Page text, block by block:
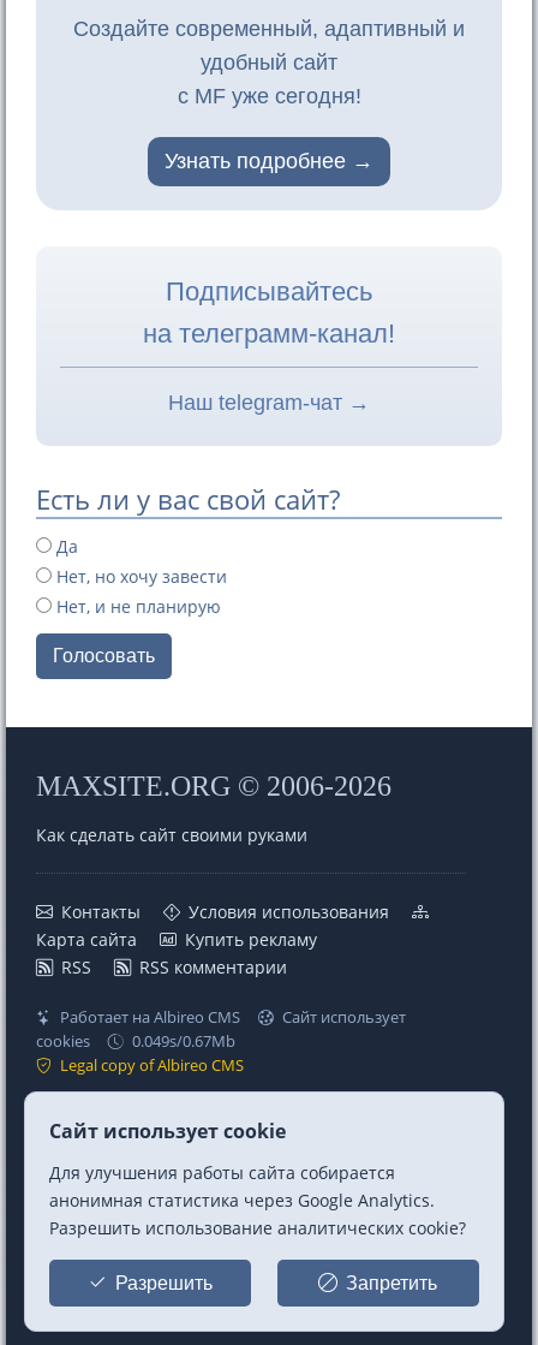
Создайте современный, адаптивный и
удобный сайт
с MF уже сегодня!
Узнать подробнее
Подписывайтесь
на телеграмм-канал!
Наш telegram-чат →
Есть ли у вас свой сайт?
Да
Нет, но хочу завести
Нет, и не планирую
Голосовать
MAXSITE.ORG © 2006-2026
Как сделать сайт своими руками
Контакты
Условия использования
Карта сайта
Купить рекламу
RSS
RSS комментарии
Работает на Albireo CMS
Сайт использует
cookies
0.049s/0.67Mb
Legal copy of Albireo CMS
Проекты
MaxSite CMS
Albireo CMS
Berry CSS (CSS Utilities)
Заказать создание сайта
Бесплатные НТML-курсы
Ссылки
Telegram
Telegram Chat
Mastodon
GitHub
Telegram Bot
Сайт использует cookie
Для улучшения работы сайта собирается
анонимная статистика через Google Analytics.
Разрешить использование аналитических cookie?
Разрешить Запретить